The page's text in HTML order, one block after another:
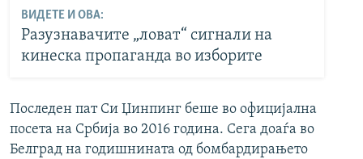
ВИДЕТЕ И ОВА:
Разузнавачите „ловат“ сигнали на
кинеска пропаганда во изборите
Последен пат Си Џинпинг беше во официјална
посета на Србија во 2016 година. Сега доаѓа во
Белград на годишнината од бомбардирањето